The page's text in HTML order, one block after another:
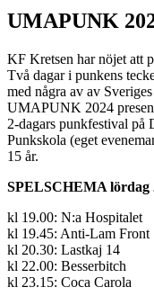
UMAPUNK
KF Kretsen har nöjet att
Två dagar i punkens
med några av av
UMAPUNK 2024
2-dagars punkfestival på
Punkskola (eget
15 år.
SPELSCHEMA lördag
kl 19.00: N:a Hospitalet
kl 19.45: Anti-Lam Front
kl 20.30: Lastkaj 14
kl 22.00: Besserbitch
kl 23.15: Coca Carola